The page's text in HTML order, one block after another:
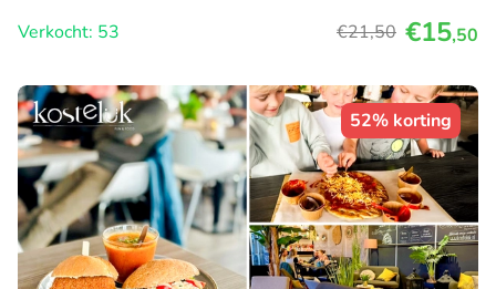
Verkocht: 53
€21,50 €15,50
52% korting